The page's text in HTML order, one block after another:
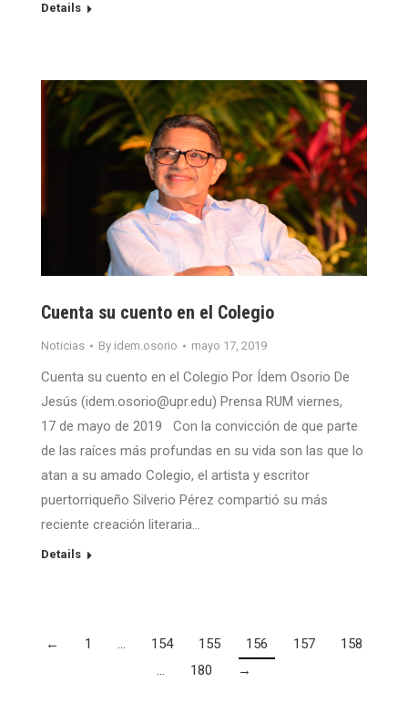
Details
Cuenta su cuento en el Colegio
Noticias By idem.osorio mayo 17, 2019
Cuenta su cuento en el Colegio Por Ídem Osorio De
Jesús (idem.osorio@upr.edu) Prensa RUM viernes,
17 de mayo de 2019 Con la convicción de que parte
de las raíces más profundas en su vida son las que lo
atan a su amado Colegio, el artista y escritor
puertorriqueño Silverio Pérez compartió su más
reciente creación literaria…
Details
← 1 … 154 155 156 157
158
…
180 →